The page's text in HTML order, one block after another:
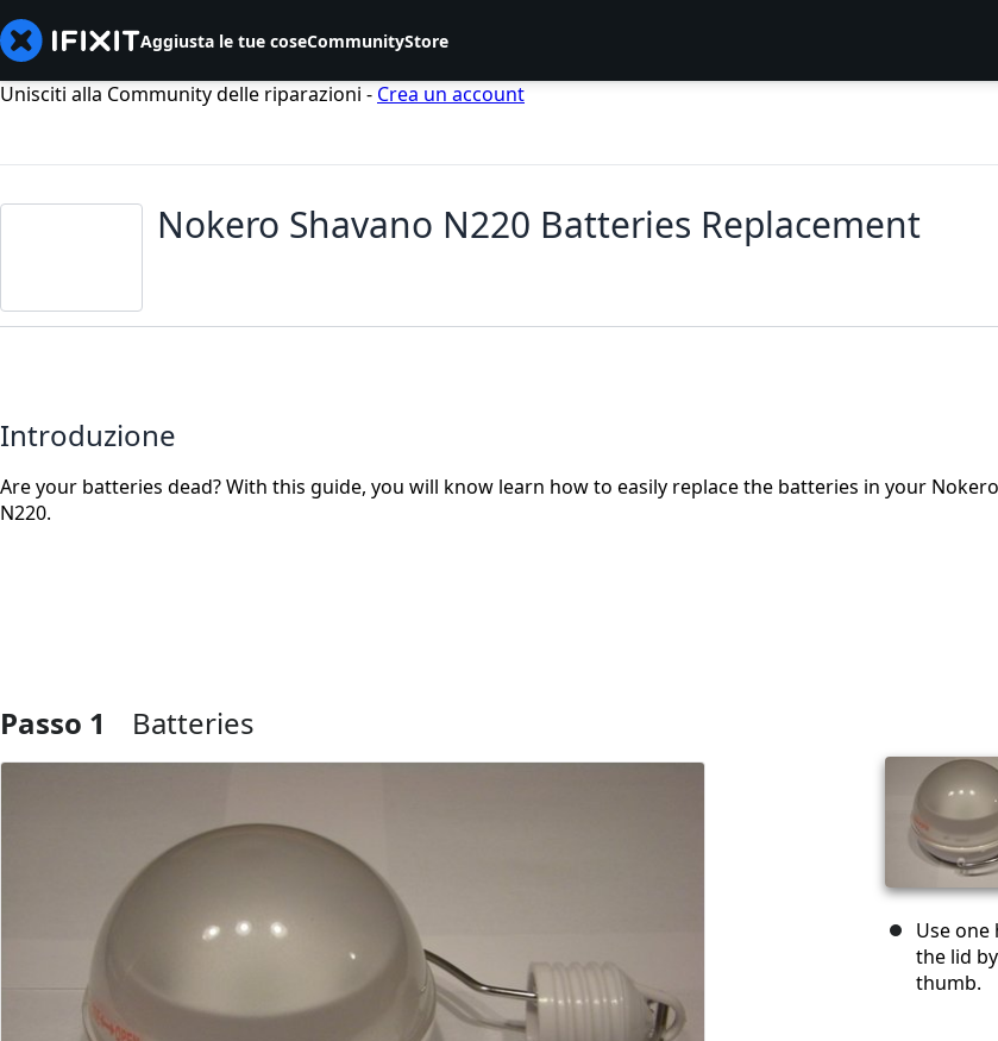
Aggiusta le tue coseCommunityStore
Unisciti alla Community delle riparazioni - Crea un account
Nokero Shavano N220 Batteries Replacement
Introduzione
Are your batteries dead? With this guide, you will know learn how to easily replace the batteries in your
N220.
Passo 1 Batteries
Use
the lid
thumb.